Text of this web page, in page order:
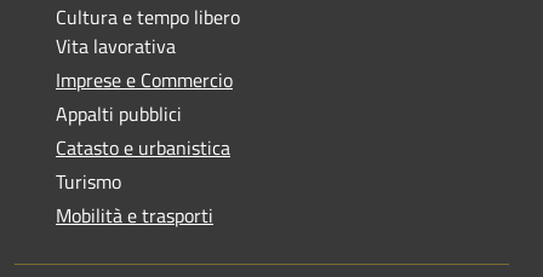
Cultura e tempo libero
Vita lavorativa
Imprese e Commercio
Appalti pubblici
Catasto e urbanistica
Turismo
Mobilità e trasporti